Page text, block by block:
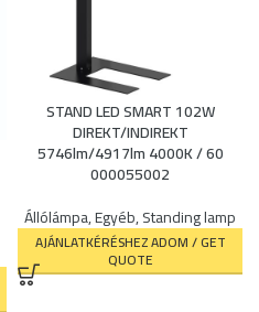
STAND LED SMART 102W
DIREKT/INDIREKT
5746lm/4917lm 4000K / 60
000055002
Állólámpa,Egyéb,Standing lamp
AJÁNLATKÉRÉSHEZ ADOM / GET
QUOTE